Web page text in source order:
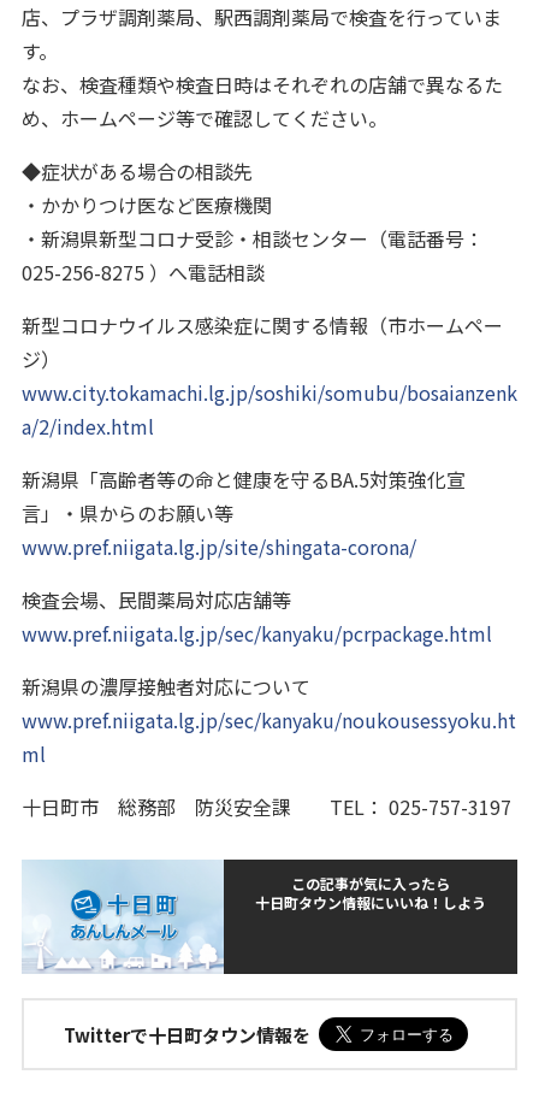
店、プラザ調剤薬局、駅西調剤薬局で検査を行っていま
す。
なお、検査種類や検査日時はそれぞれの店舗で異なるた
め、ホームページ等で確認してください。
◆症状がある場合の相談先
・かかりつけ医など医療機関
・新潟県新型コロナ受診・相談センター（電話番号：
025-256-8275 ）へ電話相談
新型コロナウイルス感染症に関する情報（市ホームペー
ジ）
www.city.tokamachi.lg.jp/soshiki/somubu/bosaianzenk
a/2/index.html
新潟県「高齢者等の命と健康を守るBA.5対策強化宣
言」・県からのお願い等
www.pref.niigata.lg.jp/site/shingata-corona/
検査会場、民間薬局対応店舗等
www.pref.niigata.lg.jp/sec/kanyaku/pcrpackage.html
新潟県の濃厚接触者対応について
www.pref.niigata.lg.jp/sec/kanyaku/noukousessyoku.ht
ml
十日町市 総務部 防災安全課 TEL： 025-757-3197
この記事が気に入ったら
十日町タウン情報にいいね！しよう
Twitterで十日町タウン情報を